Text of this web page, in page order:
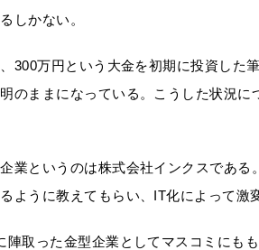
しかない。
300万円という大金を初期に投資した
のままになっている。こうした状況
業というのは株式会社インクスであ
ように教えてもらい、IT化によって激
陣取った金型企業としてマスコミにも